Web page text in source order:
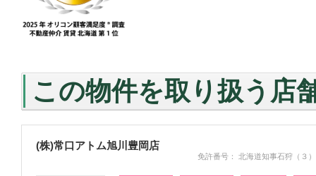
この物件を取り扱う店
(株)常口アトム旭川豊岡店
免許番号： 北海道知事石狩（３